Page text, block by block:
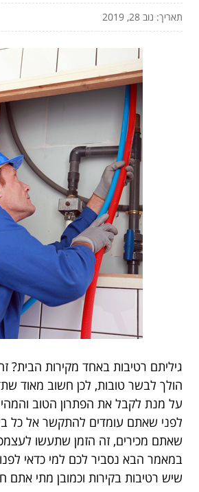
תאריך: נוב 28, 2019
גיליתם רטיבות באחד מקירות הבית?
הולך לבשר טובות, לכן חשוב מאוד
על מנת לקבל את הפתרון הטוב
לפני שאתם עומדים להתקשר אל כל
שאתם מכירים, זה הזמן שתעשו
במאמר הבא נסביר לכם למי כדאי
שיש רטיבות בקירות וכמובן מתי אתם